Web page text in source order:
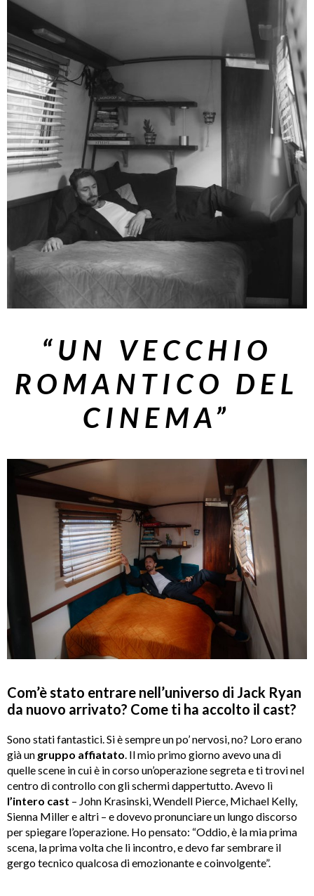
“UN VECCHIO
ROMANTICO DEL
CINEMA”
Com’è stato entrare nell’universo di Jack Ryan
da nuovo arrivato? Come ti ha accolto il cast?
Sono stati fantastici. Si è sempre un po’ nervosi, no? Loro erano
già un gruppo affiatato. Il mio primo giorno avevo una di
quelle scene in cui è in corso un’operazione segreta e ti trovi nel
centro di controllo con gli schermi dappertutto. Avevo lì
l’intero cast – John Krasinski, Wendell Pierce, Michael Kelly,
Sienna Miller e altri – e dovevo pronunciare un lungo discorso
per spiegare l’operazione. Ho pensato: “Oddio, è la mia prima
scena, la prima volta che li incontro, e devo far sembrare il
gergo tecnico qualcosa di emozionante e coinvolgente”.